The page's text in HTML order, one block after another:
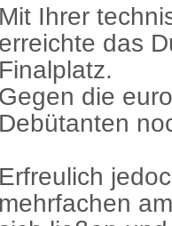
Mit Ihrer
erreichte das
Finalplatz.
Gegen die
Debütanten
Erfreulich
mehrfachen